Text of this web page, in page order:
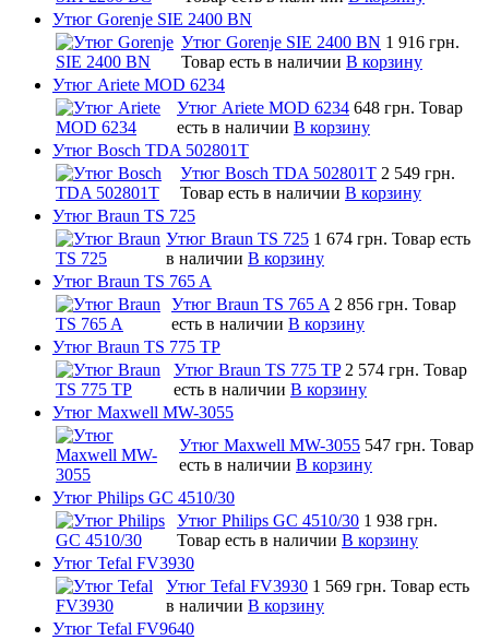
Утюг Gorenje SIE 2400 BN
Утюг Gorenje SIE 2400 BN 1 916 грн.
Товар есть в наличии В корзину
Утюг Ariete MOD 6234
Утюг Ariete MOD 6234 648 грн. Товар
есть в наличии В корзину
Утюг Bosch TDA 502801T
Утюг Bosch TDA 502801T 2 549 грн.
Товар есть в наличии В корзину
Утюг Braun TS 725
Утюг Braun TS 725 1 674 грн. Товар есть
в наличии В корзину
Утюг Braun TS 765 A
Утюг Braun TS 765 A 2 856 грн. Товар
есть в наличии В корзину
Утюг Braun TS 775 TP
Утюг Braun TS 775 TP 2 574 грн. Товар
есть в наличии В корзину
Утюг Maxwell MW-3055
Утюг Maxwell MW-3055 547 грн. Товар
есть в наличии В корзину
Утюг Philips GC 4510/30
Утюг Philips GC 4510/30 1 938 грн.
Товар есть в наличии В корзину
Утюг Tefal FV3930
Утюг Tefal FV3930 1 569 грн. Товар есть
в наличии В корзину
Утюг Tefal FV9640